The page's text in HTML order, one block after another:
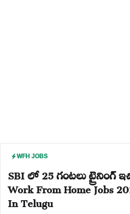
WFH JOBS
SBI లో 25 గంటలు ట్రైనింగ్
Work From Home Jobs
In Telugu